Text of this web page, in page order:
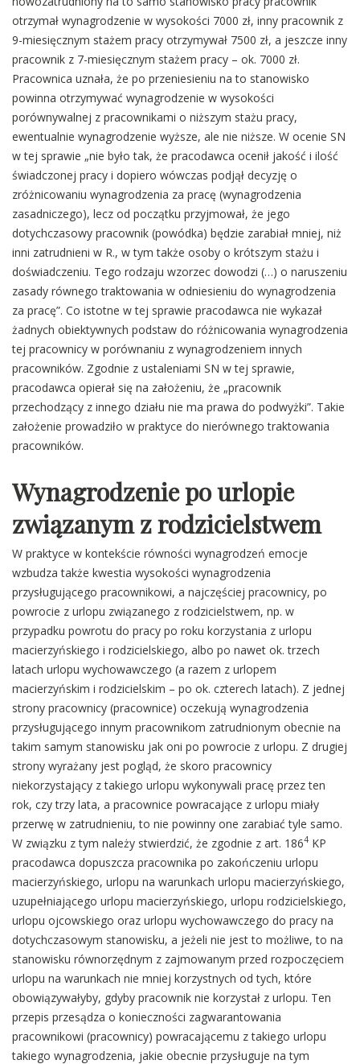
otrzymał wynagrodzenie w wysokości 7000 zł, inny pracownik z
9-miesięcznym stażem pracy otrzymywał 7500 zł, a jeszcze inny
pracownik z 7-miesięcznym stażem pracy – ok. 7000 zł.
Pracownica uznała, że po przeniesieniu na to stanowisko
powinna otrzymywać wynagrodzenie w wysokości
porównywalnej z pracownikami o niższym stażu pracy,
ewentualnie wynagrodzenie wyższe, ale nie niższe. W ocenie SN
w tej sprawie „nie było tak, że pracodawca ocenił jakość i ilość
świadczonej pracy i dopiero wówczas podjął decyzję o
zróżnicowaniu wynagrodzenia za pracę (wynagrodzenia
zasadniczego), lecz od początku przyjmował, że jego
dotychczasowy pracownik (powódka) będzie zarabiał mniej, niż
inni zatrudnieni w R., w tym także osoby o krótszym stażu i
doświadczeniu. Tego rodzaju wzorzec dowodzi (…) o naruszeniu
zasady równego traktowania w odniesieniu do wynagrodzenia
za pracę”. Co istotne w tej sprawie pracodawca nie wykazał
żadnych obiektywnych podstaw do różnicowania wynagrodzenia
tej pracownicy w porównaniu z wynagrodzeniem innych
pracowników. Zgodnie z ustaleniami SN w tej sprawie,
pracodawca opierał się na założeniu, że „pracownik
przechodzący z innego działu nie ma prawa do podwyżki”. Takie
założenie prowadziło w praktyce do nierównego traktowania
pracowników.
Wynagrodzenie po urlopie
związanym z rodzicielstwem
W praktyce w kontekście równości wynagrodzeń emocje
wzbudza także kwestia wysokości wynagrodzenia
przysługującego pracownikowi, a najczęściej pracownicy, po
powrocie z urlopu związanego z rodzicielstwem, np. w
przypadku powrotu do pracy po roku korzystania z urlopu
macierzyńskiego i rodzicielskiego, albo po nawet ok. trzech
latach urlopu wychowawczego (a razem z urlopem
macierzyńskim i rodzicielskim – po ok. czterech latach). Z jednej
strony pracownicy (pracownice) oczekują wynagrodzenia
przysługującego innym pracownikom zatrudnionym obecnie na
takim samym stanowisku jak oni po powrocie z urlopu. Z drugiej
strony wyrażany jest pogląd, że skoro pracownicy
niekorzystający z takiego urlopu wykonywali pracę przez ten
rok, czy trzy lata, a pracownice powracające z urlopu miały
przerwę w zatrudnieniu, to nie powinny one zarabiać tyle samo.
W związku z tym należy stwierdzić, że zgodnie z art. 1864 KP
pracodawca dopuszcza pracownika po zakończeniu urlopu
macierzyńskiego, urlopu na warunkach urlopu macierzyńskiego,
uzupełniającego urlopu macierzyńskiego, urlopu rodzicielskiego,
urlopu ojcowskiego oraz urlopu wychowawczego do pracy na
dotychczasowym stanowisku, a jeżeli nie jest to możliwe, to na
stanowisku równorzędnym z zajmowanym przed rozpoczęciem
urlopu na warunkach nie mniej korzystnych od tych, które
obowiązywałyby, gdyby pracownik nie korzystał z urlopu. Ten
przepis przesądza o konieczności zagwarantowania
pracownikowi (pracownicy) powracającemu z takiego urlopu
takiego wynagrodzenia, jakie obecnie przysługuje na tym